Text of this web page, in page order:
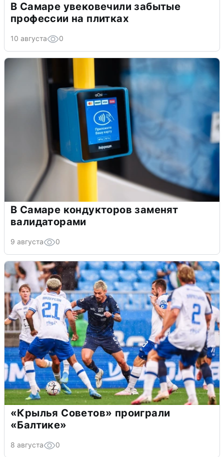
В Самаре увековечили забытые
профессии на плитках
10 августа 0
В Самаре кондукторов заменят
валидаторами
9 августа 0
«Крылья Советов» проиграли
«Балтике»
8 августа 0